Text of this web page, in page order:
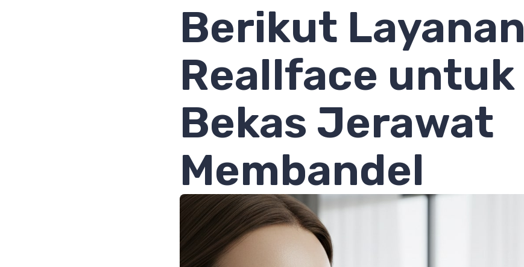
Berikut Layanan
Reallface untuk
Bekas Jerawat
Membandel